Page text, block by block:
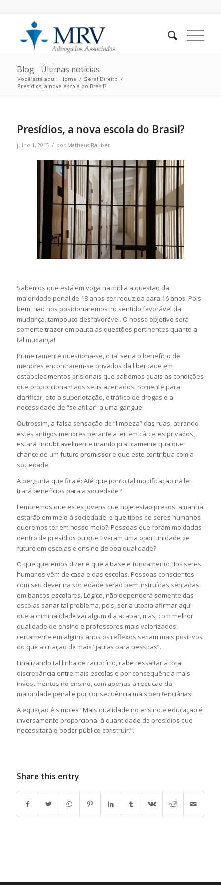
Blog - Últimas notícias
Você está aqui: Home / Geral Direito /
Presídios, a nova escola do Brasil?
Presídios, a nova escola do Brasil?
julho 1, 2015 / por Matheus Rauber
Sabemos que está em voga na mídia a questão da
maioridade penal de 18 anos ser reduzida para 16 anos. Pois
bem, não nos posicionaremos no sentido favorável da
mudança, tampouco desfavorável. O nosso objetivo será
somente trazer em pauta as questões pertinentes quanto a
tal mudança!
Primeiramente questiona-se, qual seria o benefício de
menores encontrarem-se privados da liberdade em
estabelecimentos prisionais que sabemos quais as condições
que proporcionam aos seus apenados. Somente para
clarificar, cito a superlotação, o tráfico de drogas e a
necessidade de “se afiliar” a uma gangue!
Outrossim, a falsa sensação de “limpeza” das ruas, atirando
estes antigos menores perante a lei, em cárceres privados,
estará, indubitavelmente tirando praticamente qualquer
chance de um futuro promissor e que este contribua com a
sociedade.
A pergunta que fica é: Até que ponto tal modificação na lei
trará benefícios para a sociedade?
Lembremos que estes jovens que hoje estão presos, amanhã
estarão em meio à sociedade, e que tipos de seres humanos
queremos ter em nosso meio?! Pessoas que foram moldadas
dentro de presídios ou que tiveram uma oportunidade de
futuro em escolas e ensino de boa qualidade?
O que queremos dizer é que a base e fundamento dos seres
humanos vêm de casa e das escolas. Pessoas conscientes
com seu dever na sociedade serão bem instruídas sentadas
em bancos escolares. Lógico, não dependerá somente das
escolas sanar tal problema, pois, seria utopia afirmar aqui
que a criminalidade vai algum dia acabar, mas, com melhor
qualidade de ensino e professores mais valorizados,
certamente em alguns anos os reflexos seriam mais positivos
do que a criação de mais “jaulas para pessoas”.
Finalizando tal linha de raciocínio, cabe ressaltar a total
discrepância entre mais escolas e por consequência mais
investimentos no ensino, com apenas a redução da
maioridade penal e por consequência mais penitenciárias!
A equação é simples “Mais qualidade no ensino e educação é
inversamente proporcional à quantidade de presídios que
necessitará o poder público construir.”.
Share this entry